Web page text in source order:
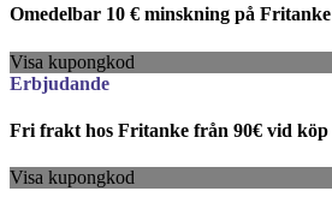
Omedelbar 10 € minskning på Fritanke
Visa kupongkod
Erbjudande
Fri frakt hos Fritanke från 90€ vid köp
Visa kupongkod